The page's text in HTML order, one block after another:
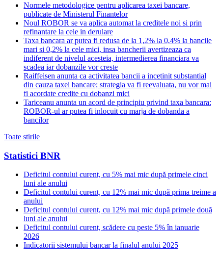
Normele metodologice pentru aplicarea taxei bancare,
publicate de Ministerul Finantelor
Noul ROBOR se va aplica automat la creditele noi si prin
refinantare la cele in derulare
Taxa bancara ar putea fi redusa de la 1,2% la 0,4% la bancile
mari si 0,2% la cele mici, insa bancherii avertizeaza ca
indiferent de nivelul acesteia, intermedierea financiara va
scadea iar dobanzile vor creste
Raiffeisen anunta ca activitatea bancii a incetinit substantial
din cauza taxei bancare; strategia va fi reevaluata, nu vor mai
fi acordate credite cu dobanzi mici
Tariceanu anunta un acord de principiu privind taxa bancara:
ROBOR-ul ar putea fi inlocuit cu marja de dobanda a
bancilor
Toate stirile
Statistici BNR
Deficitul contului curent, cu 5% mai mic după primele cinci
luni ale anului
Deficitul contului curent, cu 12% mai mic după prima treime a
anului
Deficitul contului curent, cu 12% mai mic după primele două
luni ale anului
Deficitul contului curent, scădere cu peste 5% în ianuarie
2026
Indicatorii sistemului bancar la finalul anului 2025